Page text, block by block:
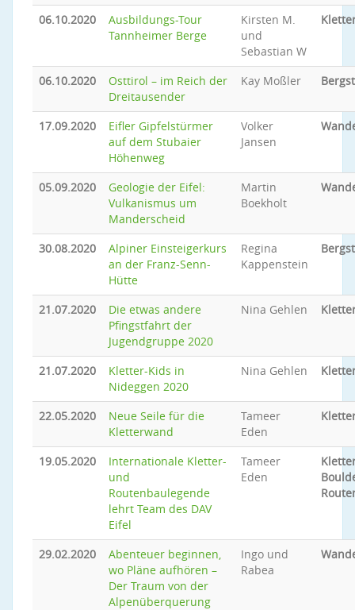
06.10.2020
Ausbildungs-Tour
Tannheimer Berge
Kirsten M.
und
Sebastian W
06.10.2020
Osttirol – im Reich der
Dreitausender
Kay Moßler
17.09.2020
Eifler Gipfelstürmer
auf dem Stubaier
Höhenweg
Volker
Jansen
05.09.2020
Geologie der Eifel:
Vulkanismus um
Manderscheid
Martin
Boekholt
30.08.2020
Alpiner Einsteigerkurs
an der Franz-Senn-
Hütte
Regina
Kappenstein
21.07.2020
Die etwas andere
Pfingstfahrt der
Jugendgruppe 2020
Nina Gehlen
21.07.2020
Kletter-Kids in
Nideggen 2020
Nina Gehlen
22.05.2020
Neue Seile für die
Kletterwand
Tameer
Eden
19.05.2020
Internationale Kletter-
und
Routenbaulegende
lehrt Team des DAV
Eifel
Tameer
Eden
29.02.2020
Abenteuer beginnen,
wo Pläne aufhören –
Der Traum von der
Alpenüberquerung
Ingo und
Rabea